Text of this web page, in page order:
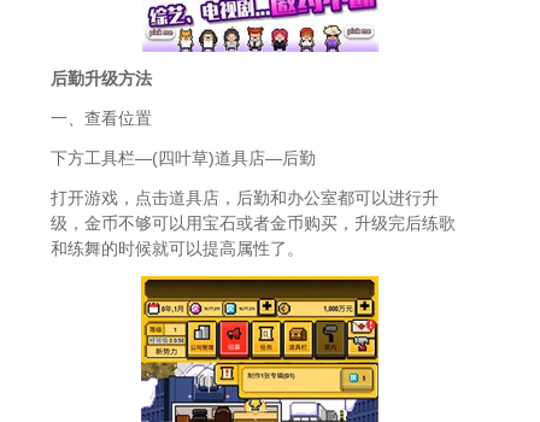
后勤升级方法
一、查看位置
下方工具栏—(四叶草)道具店—后勤
打开游戏，点击道具店，后勤和办公室都可以进行升
级，金币不够可以用宝石或者金币购买，升级完后练歌
和练舞的时候就可以提高属性了。